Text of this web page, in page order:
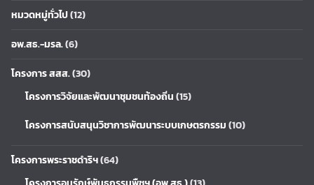
หมวดหมู่ทั่วไป(12)
อพ.สธ.-มรล.(6)
โครงการ สสส.(30)
โครงการวิจัยและพัฒนาชุมชนท้องถิ่น(15)
โครงการสนับสนุนวิชาการพัฒนาระบบเกษตรกรรม(10)
โครงการพระราชดำริฯ(64)